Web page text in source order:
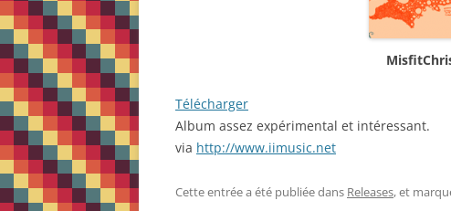
Télécharger
Album assez expérimental et intéressant.
via http://www.iimusic.net
Cette entrée a été publiée dans Releases, et